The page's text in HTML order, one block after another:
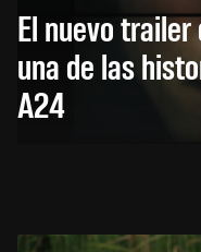
El nuevo
una de las
A24